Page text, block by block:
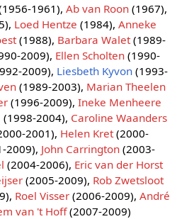
1961), Ab van Roon(1967),
Loed Hentze (1984), Anneke
(1988), Barbara Walet(1989-
2009), Ellen Scholten(1990-
2009), Liesbeth Kyvon(1993-
(1989-2003), Marian Theelen
(1996-2009), Ineke Menheere
(1998-2004), Caroline Waanders
2001), Helen Kret(2000-
2009), John Carrington(2003-
(2004-2006), Eric van der Horst
(2005-2009), Rob Zwetsloot
Roel Visser(2006-2009), André
van 't Hoff(2007-2009)